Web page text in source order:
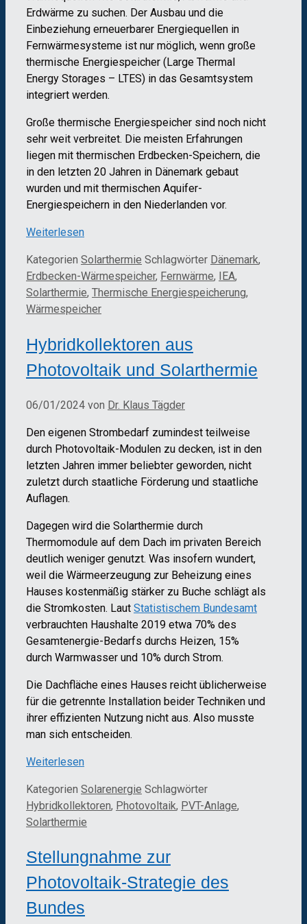
Erdwärme zu suchen. Der Ausbau und die
Einbeziehung erneuerbarer Energiequellen in
Fernwärmesysteme ist nur möglich, wenn große
thermische Energiespeicher (Large Thermal
Energy Storages – LTES) in das Gesamtsystem
integriert werden.
Große thermische Energiespeicher sind noch nicht
sehr weit verbreitet. Die meisten Erfahrungen
liegen mit thermischen Erdbecken-Speichern, die
in den letzten 20 Jahren in Dänemark gebaut
wurden und mit thermischen Aquifer-
Energiespeichern in den Niederlanden vor.
Weiterlesen
Kategorien Solarthermie Schlagwörter Dänemark,
Erdbecken-Wärmespeicher, Fernwärme, IEA,
Solarthermie, Thermische Energiespeicherung,
Wärmespeicher
Hybridkollektoren aus
Photovoltaik und Solarthermie
06/01/2024 von Dr. Klaus Tägder
Den eigenen Strombedarf zumindest teilweise
durch Photovoltaik-Modulen zu decken, ist in den
letzten Jahren immer beliebter geworden, nicht
zuletzt durch staatliche Förderung und staatliche
Auflagen.
Dagegen wird die Solarthermie durch
Thermomodule auf dem Dach im privaten Bereich
deutlich weniger genutzt. Was insofern wundert,
weil die Wärmeerzeugung zur Beheizung eines
Hauses kostenmäßig stärker zu Buche schlägt als
die Stromkosten. Laut Statistischem Bundesamt
verbrauchten Haushalte 2019 etwa 70% des
Gesamtenergie-Bedarfs durchs Heizen, 15%
durch Warmwasser und 10% durch Strom.
Die Dachfläche eines Hauses reicht üblicherweise
für die getrennte Installation beider Techniken und
ihrer effizienten Nutzung nicht aus. Also musste
man sich entscheiden.
Weiterlesen
Kategorien Solarenergie Schlagwörter
Hybridkollektoren, Photovoltaik, PVT-Anlage,
Solarthermie
Stellungnahme zur
Photovoltaik-Strategie des
Bundes